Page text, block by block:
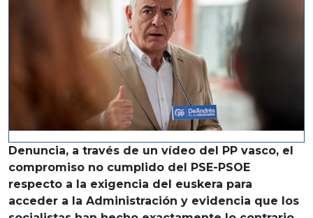
Denuncia, a través de un vídeo del PP vasco, el
compromiso no cumplido del PSE-PSOE
respecto a la exigencia del euskera para
acceder a la Administración y evidencia que los